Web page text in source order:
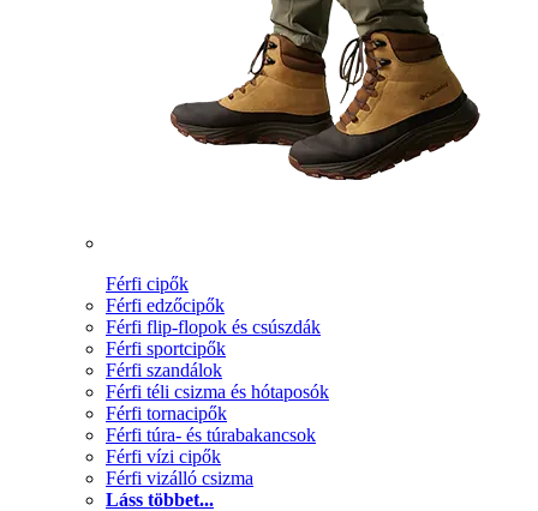
Férfi cipők
Férfi edzőcipők
Férfi flip-flopok és csúszdák
Férfi sportcipők
Férfi szandálok
Férfi téli csizma és hótaposók
Férfi tornacipők
Férfi túra- és túrabakancsok
Férfi vízi cipők
Férfi vizálló csizma
Láss többet...